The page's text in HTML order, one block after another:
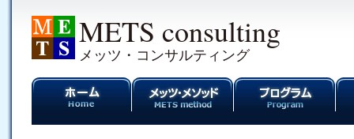
METS consulting
メッツ・コンサルティング